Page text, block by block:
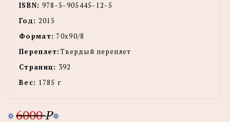
ISBN: 978-5-905445-12-5
Год: 2015
Формат: 70х90/8
Переплет:Твердый переплет
Страниц: 392
Вес: 1785 г
6000P